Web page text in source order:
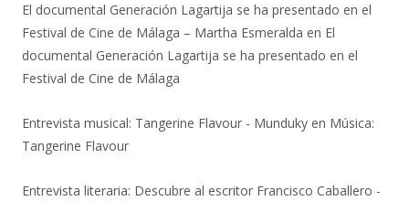
El documental Generación Lagartija se ha presentado en el
Festival de Cine de Málaga – Martha Esmeralda en El
documental Generación Lagartija se ha presentado en el
Festival de Cine de Málaga
Entrevista musical: Tangerine Flavour - Munduky en Música:
Tangerine Flavour
Entrevista literaria: Descubre al escritor Francisco Caballero -